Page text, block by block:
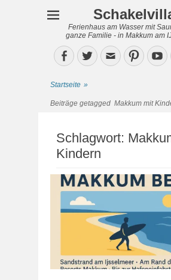
Ferienhaus am Wasser mit
ganze Familie - in Makkum am
Facebook
TwitterEmail
Startseite »
Beiträge getagged Makkum mit
Schlagwort:
Kindern